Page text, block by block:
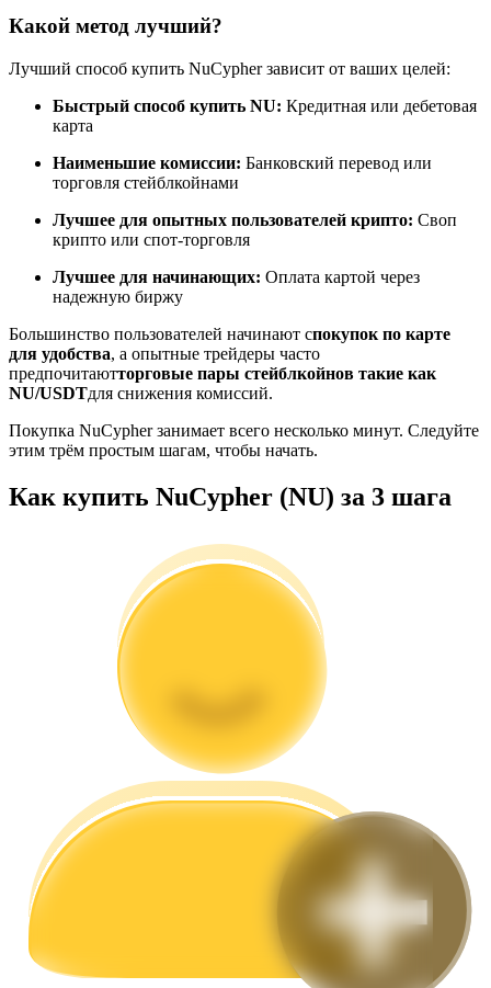
Наслаждайтесь распределением прибыли и комиссиями
Руководство для начинающих по фьючерсам
Какой метод лучший?
Лучший способ купить NuCypher зависит от ваших целей:
Быстрый способ купить NU: Кредитная или дебетовая
карта
Наименьшие комиссии: Банковский перевод или
торговля стейблкойнами
Лучшее для опытных пользователей крипто: Своп
крипто или спот-торговля
Лучшее для начинающих: Оплата картой через
надежную биржу
Большинство пользователей начинают спокупок по карте
для удобства, а опытные трейдеры часто
предпочитаютторговые пары стейблкойнов такие как
NU/USDTдля снижения комиссий.
Покупка NuCypher занимает всего несколько минут. Следуйте
этим трём простым шагам, чтобы начать.
Как купить NuCypher (NU) за 3 шага